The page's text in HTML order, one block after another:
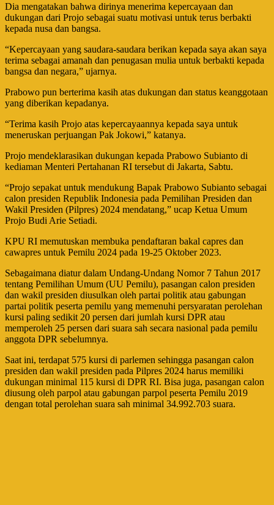
Dia mengatakan bahwa dirinya menerima kepercayaan dan
dukungan dari Projo sebagai suatu motivasi untuk terus berbakti
kepada nusa dan bangsa.
“Kepercayaan yang saudara-saudara berikan kepada saya akan saya
terima sebagai amanah dan penugasan mulia untuk berbakti kepada
bangsa dan negara,” ujarnya.
Prabowo pun berterima kasih atas dukungan dan status keanggotaan
yang diberikan kepadanya.
“Terima kasih Projo atas kepercayaannya kepada saya untuk
meneruskan perjuangan Pak Jokowi,” katanya.
Projo mendeklarasikan dukungan kepada Prabowo Subianto di
kediaman Menteri Pertahanan RI tersebut di Jakarta, Sabtu.
“Projo sepakat untuk mendukung Bapak Prabowo Subianto sebagai
calon presiden Republik Indonesia pada Pemilihan Presiden dan
Wakil Presiden (Pilpres) 2024 mendatang,” ucap Ketua Umum
Projo Budi Arie Setiadi.
KPU RI memutuskan membuka pendaftaran bakal capres dan
cawapres untuk Pemilu 2024 pada 19-25 Oktober 2023.
Sebagaimana diatur dalam Undang-Undang Nomor 7 Tahun 2017
tentang Pemilihan Umum (UU Pemilu), pasangan calon presiden
dan wakil presiden diusulkan oleh partai politik atau gabungan
partai politik peserta pemilu yang memenuhi persyaratan perolehan
kursi paling sedikit 20 persen dari jumlah kursi DPR atau
memperoleh 25 persen dari suara sah secara nasional pada pemilu
anggota DPR sebelumnya.
Saat ini, terdapat 575 kursi di parlemen sehingga pasangan calon
presiden dan wakil presiden pada Pilpres 2024 harus memiliki
dukungan minimal 115 kursi di DPR RI. Bisa juga, pasangan calon
diusung oleh parpol atau gabungan parpol peserta Pemilu 2019
dengan total perolehan suara sah minimal 34.992.703 suara.